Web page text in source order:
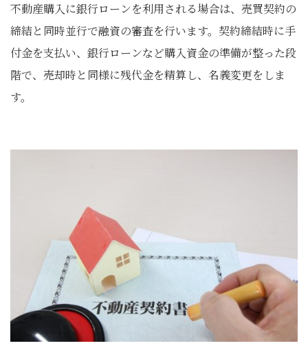
不動産購入に銀行ローンを利用される場合は、売買契約の
締結と同時並行で融資の審査を行います。契約締結時に手
付金を支払い、銀行ローンなど購入資金の準備が整った段
階で、売却時と同様に残代金を精算し、名義変更をしま
す。